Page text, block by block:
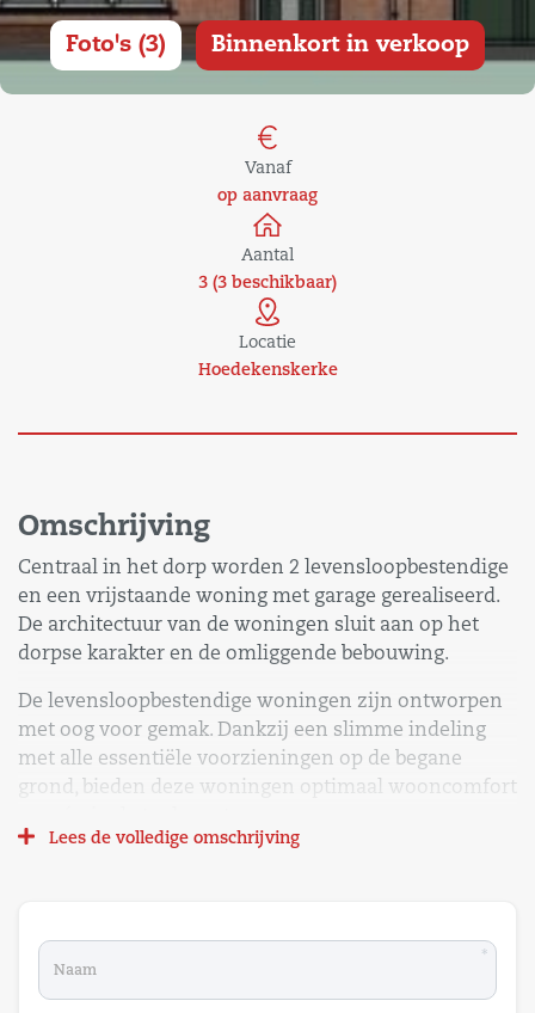
Foto's (3) Binnenkort in verkoop
Vanaf
op aanvraag
Aantal
3 (3 beschikbaar)
Locatie
Hoedekenskerke
Omschrijving
Centraal in het dorp worden 2 levensloopbestendige
en een vrijstaande woning met garage gerealiseerd.
De architectuur van de woningen sluit aan op het
dorpse karakter en de omliggende bebouwing.
De levensloopbestendige woningen zijn ontworpen
met oog voor gemak. Dankzij een slimme indeling
met alle essentiële voorzieningen op de begane
grond, bieden deze woningen optimaal wooncomfort
huis naar eigen wens in te richten.
Lees de volledige omschrijving
*